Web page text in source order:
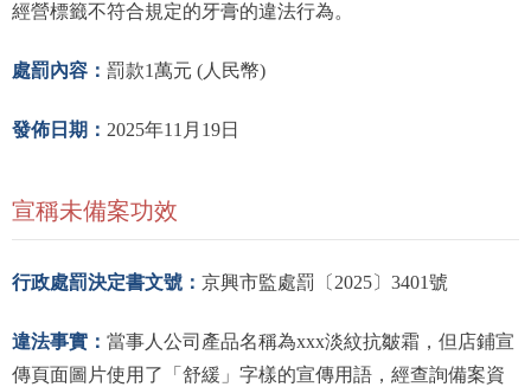
經營標籤不符合規定的牙膏的違法行為。
處罰內容： 罰款1萬元 (人民幣)
發佈日期： 2025年11月19日
宣稱未備案功效
行政處罰決定書文號： 京興市監處罰〔2025〕3401號
違法事實： 當事人公司產品名稱為xxx淡紋抗皺霜，但店鋪宣
傳頁面圖片使用了「舒緩」字樣的宣傳用語，經查詢備案資